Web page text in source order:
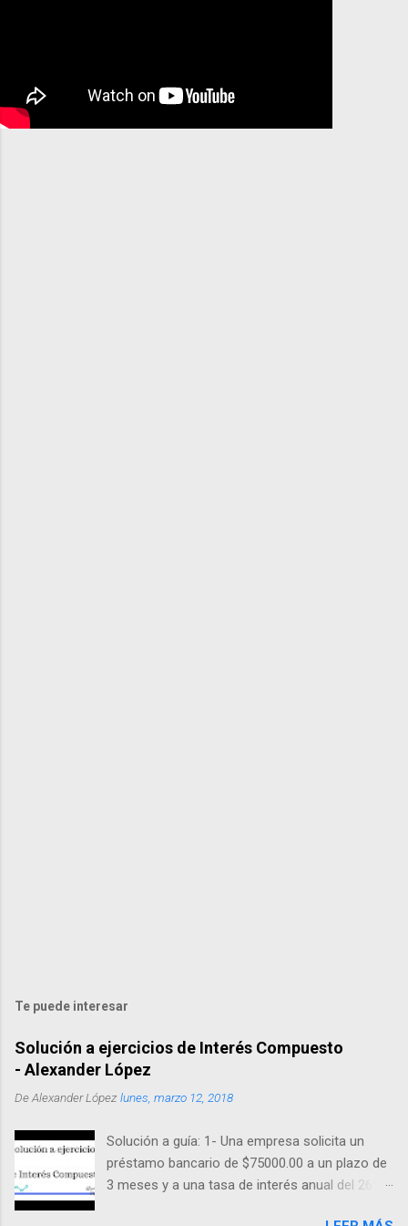
Te puede interesar
Solución a ejercicios de Interés Compuesto
- Alexander López
DeAlexander López lunes, marzo 12, 2018
Solución a guía: 1- Una empresa solicita un
préstamo bancario de $75000.00 a un plazo de
3 meses y a una tasa de interés anual del 26%